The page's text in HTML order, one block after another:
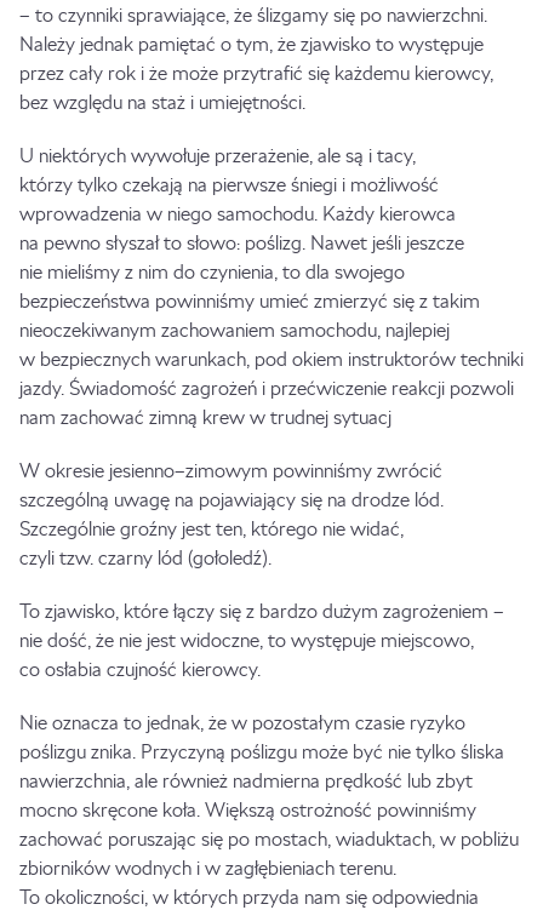
– to czynniki sprawiające, że ślizgamy się po nawierzchni.
Należy jednak pamiętać o tym, że zjawisko to występuje
przez cały rok i że może przytrafić się każdemu kierowcy,
bez względu na staż i umiejętności.
U niektórych wywołuje przerażenie, ale są i tacy,
którzy tylko czekają na pierwsze śniegi i możliwość
wprowadzenia w niego samochodu. Każdy kierowca
na pewno słyszał to słowo: poślizg. Nawet jeśli jeszcze
nie mieliśmy z nim do czynienia, to dla swojego
bezpieczeństwa powinniśmy umieć zmierzyć się z takim
nieoczekiwanym zachowaniem samochodu, najlepiej
w bezpiecznych warunkach, pod okiem instruktorów techniki
jazdy. Świadomość zagrożeń i przećwiczenie reakcji pozwoli
nam zachować zimną krew w trudnej sytuacj
W okresie jesienno–zimowym powinniśmy zwrócić
szczególną uwagę na pojawiający się na drodze lód.
Szczególnie groźny jest ten, którego nie widać,
czyli tzw. czarny lód (gołoledź).
To zjawisko, które łączy się z bardzo dużym zagrożeniem –
nie dość, że nie jest widoczne, to występuje miejscowo,
co osłabia czujność kierowcy.
Nie oznacza to jednak, że w pozostałym czasie ryzyko
poślizgu znika. Przyczyną poślizgu może być nie tylko śliska
nawierzchnia, ale również nadmierna prędkość lub zbyt
mocno skręcone koła. Większą ostrożność powinniśmy
zachować poruszając się po mostach, wiaduktach, w pobliżu
zbiorników wodnych i w zagłębieniach terenu.
To okoliczności, w których przyda nam się odpowiednia